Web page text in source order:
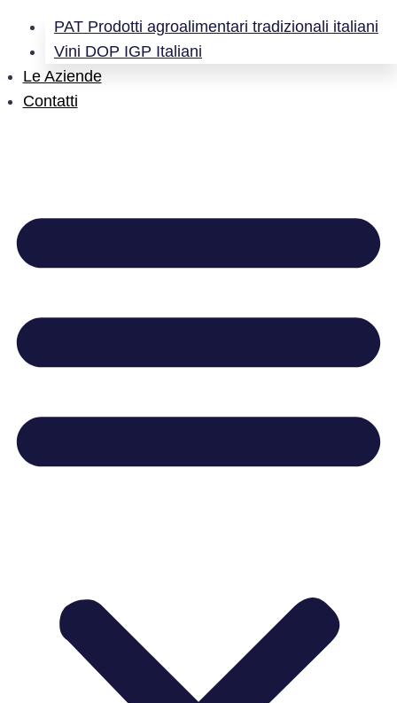
PAT Prodotti agroalimentari tradizionali italiani
Vini DOP IGP Italiani
Le Aziende
Contatti